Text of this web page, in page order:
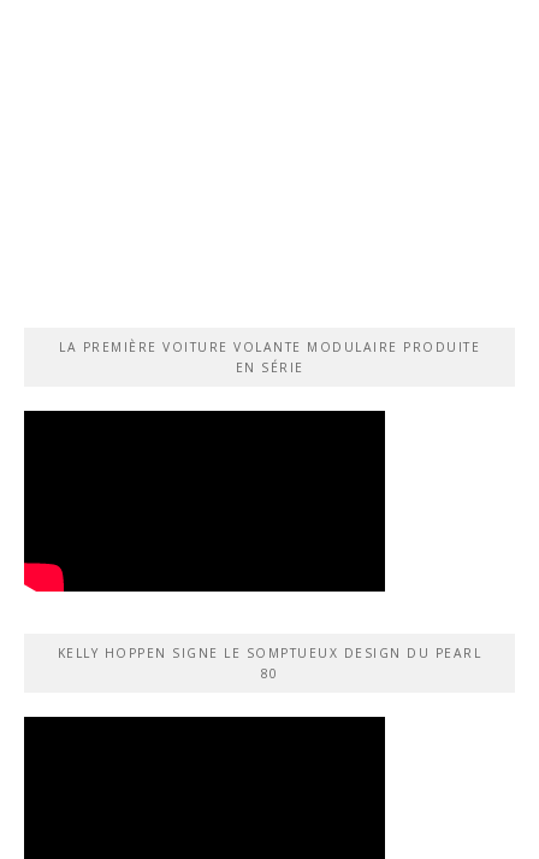
LA PREMIÈRE VOITURE VOLANTE MODULAIRE PRODUITE
EN SÉRIE
KELLY HOPPEN SIGNE LE SOMPTUEUX DESIGN DU PEARL
80